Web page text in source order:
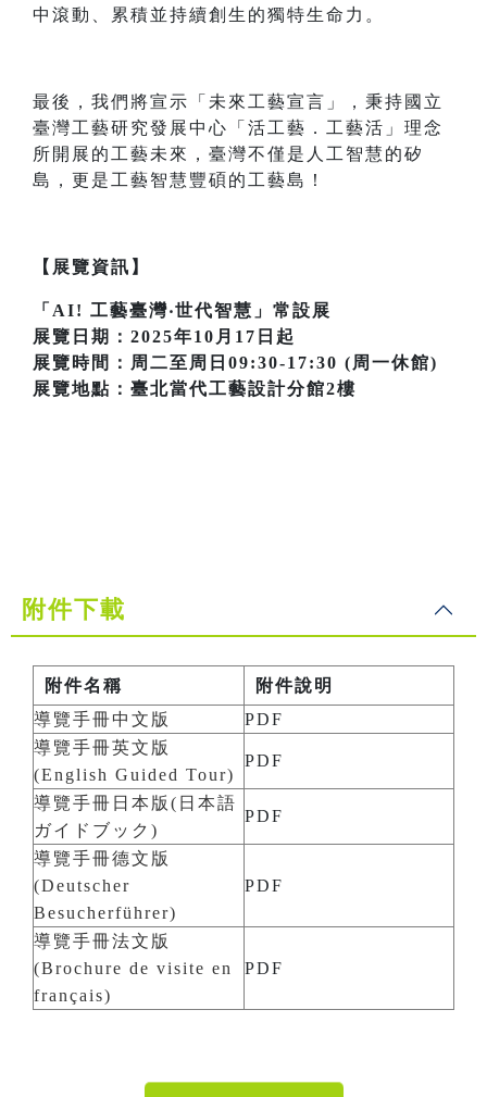
中滾動、累積並持續創生的獨特生命力。
最後，我們將宣示「未來工藝宣言」，秉持國立
臺灣工藝研究發展中心「活工藝．工藝活」理念
所開展的工藝未來，臺灣不僅是人工智慧的矽
島，更是工藝智慧豐碩的工藝島！
【展覽資訊】
「AI! 工藝臺灣‧世代智慧」常設展
展覽日期：2025年10月17日起
展覽時間：周二至周日09:30-17:30 (周一休館)
展覽地點：臺北當代工藝設計分館2樓
附件下載
附件名稱
附件說明
導覽手冊中文版
PDF
導覽手冊英文版
(English Guided Tour)
PDF
導覽手冊日本版(日本語
ガイドブック)
PDF
導覽手冊德文版
(Deutscher
Besucherführer)
PDF
導覽手冊法文版
(Brochure de visite en
français)
PDF